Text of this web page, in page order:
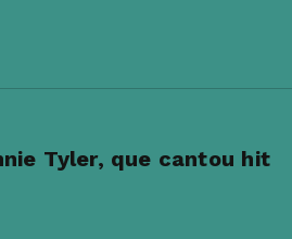
Tyler, que cantou hit